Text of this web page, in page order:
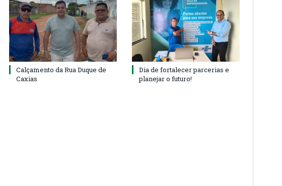
Calçamento da Rua Duque de
Caxias
Dia de fortalecer parcerias e
planejar o futuro!